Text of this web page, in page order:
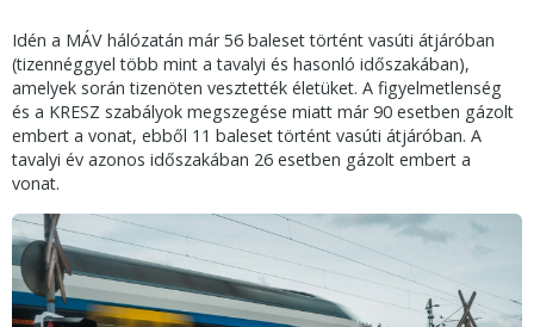
Idén a MÁV hálózatán már 56 baleset történt vasúti átjáróban
(tizennéggyel több mint a tavalyi és hasonló időszakában),
amelyek során tizenöten vesztették életüket. A figyelmetlenség
és a KRESZ szabályok megszegése miatt már 90 esetben gázolt
embert a vonat, ebből 11 baleset történt vasúti átjáróban. A
tavalyi év azonos időszakában 26 esetben gázolt embert a
vonat.